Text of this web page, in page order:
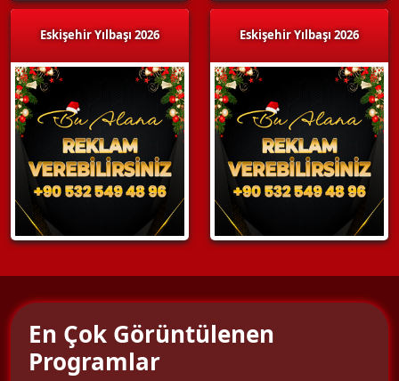
Eskişehir Yılbaşı 2026 Eskişehir Yılbaşı 2026
En Çok Görüntülenen
Programlar